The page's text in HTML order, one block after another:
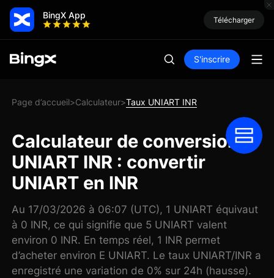
BingX App Télécharger
S'inscrire
Page d’accueil>Calculateur>Taux UNIART INR
Calculateur de conversion
UNIART INR : convertir
UNIART en INR
Au 17/03/2026 à 06:07 (UTC), 1 UNIART équivaut
à 0 INR, ce qui signifie que 5 UNIART valent
environ 0 INR. En temps réel, 1 INR permet
d’acheter environ E UNIART. Le taux UNIART/INR a
enregistré une variation de 0% sur 24h (hausse).